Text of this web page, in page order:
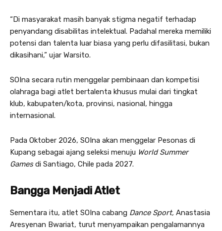
“Di masyarakat masih banyak stigma negatif terhadap
penyandang disabilitas intelektual. Padahal mereka memiliki
potensi dan talenta luar biasa yang perlu difasilitasi, bukan
dikasihani,” ujar Warsito.
SOIna secara rutin menggelar pembinaan dan kompetisi
olahraga bagi atlet bertalenta khusus mulai dari tingkat
klub, kabupaten/kota, provinsi, nasional, hingga
internasional.
Pada Oktober 2026, SOIna akan menggelar Pesonas di
Kupang sebagai ajang seleksi menuju World Summer
Gamesdi Santiago, Chile pada 2027.
Bangga Menjadi Atlet
Sementara itu, atlet SOIna cabang Dance Sport, Anastasia
Aresyenan Bwariat, turut menyampaikan pengalamannya